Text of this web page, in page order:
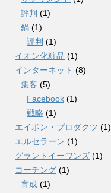
評判 (1)
鍋 (1)
評判 (1)
イオン化粧品 (1)
インターネット (8)
集客 (5)
Facebook (1)
戦略 (1)
エイボン・プロダクツ (1)
エルセラーン (1)
グラントイーワンズ (1)
コーチング (1)
育成 (1)